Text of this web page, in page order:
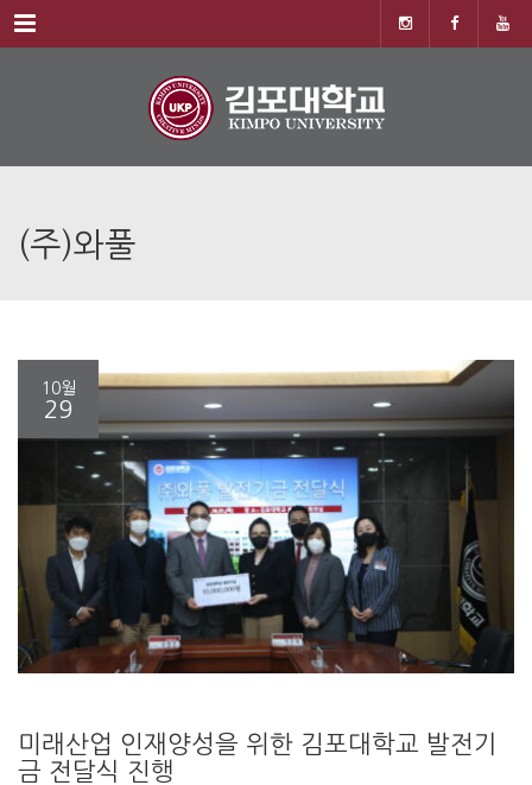
Menu
(주)와풀
10월
29
미래산업 인재양성을 위한 김포대학교 발전기
금 전달식 진행